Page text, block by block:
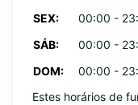
SEX:
00:00 -
SÁB:
00:00 -
DOM:
00:00 -
Estes horários de